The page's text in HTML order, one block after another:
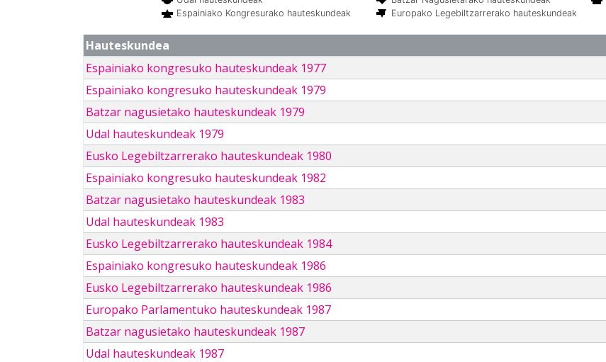
Espainiako Kongresurako hauteskundeak
Europako Legebiltzarrerako hauteskundeak
Hauteskundea
Espainiako kongresuko hauteskundeak 1977
Espainiako kongresuko hauteskundeak 1979
Batzar nagusietako hauteskundeak 1979
Udal hauteskundeak 1979
Eusko Legebiltzarrerako hauteskundeak 1980
Espainiako kongresuko hauteskundeak 1982
Batzar nagusietako hauteskundeak 1983
Udal hauteskundeak 1983
Eusko Legebiltzarrerako hauteskundeak 1984
Espainiako kongresuko hauteskundeak 1986
Eusko Legebiltzarrerako hauteskundeak 1986
Europako Parlamentuko hauteskundeak 1987
Batzar nagusietako hauteskundeak 1987
Udal hauteskundeak 1987